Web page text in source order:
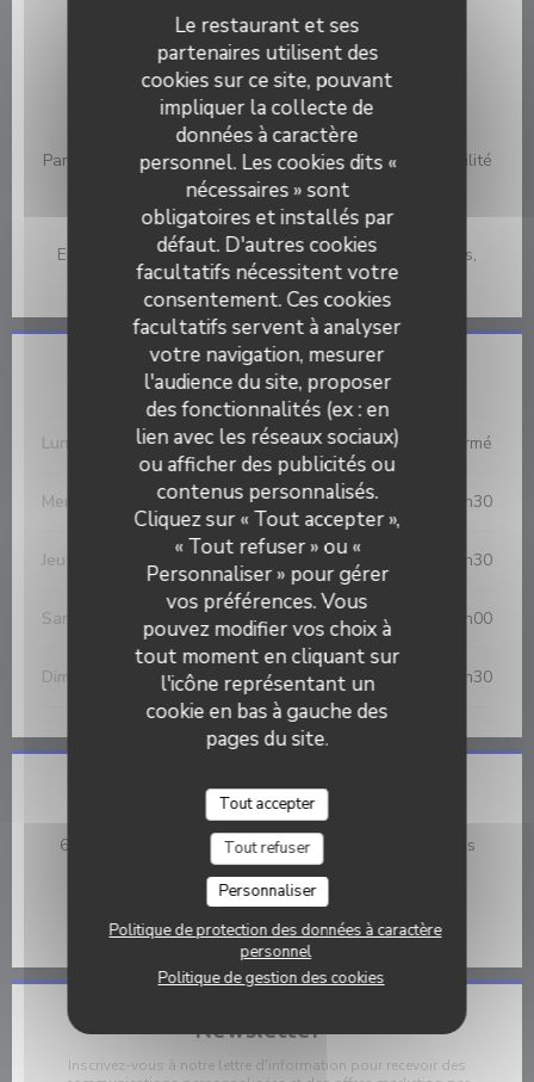
Le restaurant et ses
partenaires utilisent des
cookies sur ce site, pouvant
impliquer la collecte de
données à caractère
personnel. Les cookies dits «
nécessaires » sont
obligatoires et installés par
défaut. D'autres cookies
facultatifs nécessitent votre
consentement. Ces cookies
facultatifs servent à analyser
votre navigation, mesurer
l'audience du site, proposer
des fonctionnalités (ex : en
lien avec les réseaux sociaux)
ou afficher des publicités ou
contenus personnalisés.
Cliquez sur « Tout accepter »,
« Tout refuser » ou «
Personnaliser » pour gérer
vos préférences. Vous
pouvez modifier vos choix à
tout moment en cliquant sur
l'icône représentant un
cookie en bas à gauche des
pages du site.
Tout accepter
Tout refuser
Personnaliser
Politique de protection des données à caractère
personnel
Politique de gestion des cookies
Infos pratiques
Cuisine
Poissons et fruits de mer, Française
Services
Parking privé, Privatisation, Accès aux personnes à mobilité
réduite, Accès Wifi, Terrasse
Moyens de paiement
Eurocard/Mastercard, Espèces, Visa, American Express,
Carte Bleue
Horaires
Lun Fermé
Mercredi 12h00 - 14h30
Jeu 12h00 - 14h30 19h30 - 21h30
Samedi 19h30 - 22h00
Dimanche 12h00 - 14h30
Adresse
668 Boulevard Victor Hugo 59134 Fournes en Weppes((ouvre
03 20 46 60 93
Facebook ((ouvre une nouvelle
Newsletter*
Inscrivez-vous à notre lettre d'information pour recevoir des
L'Ecaille